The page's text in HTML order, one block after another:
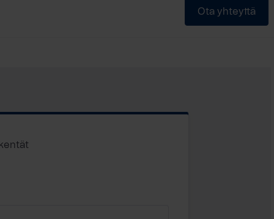
Ota yhteyttä